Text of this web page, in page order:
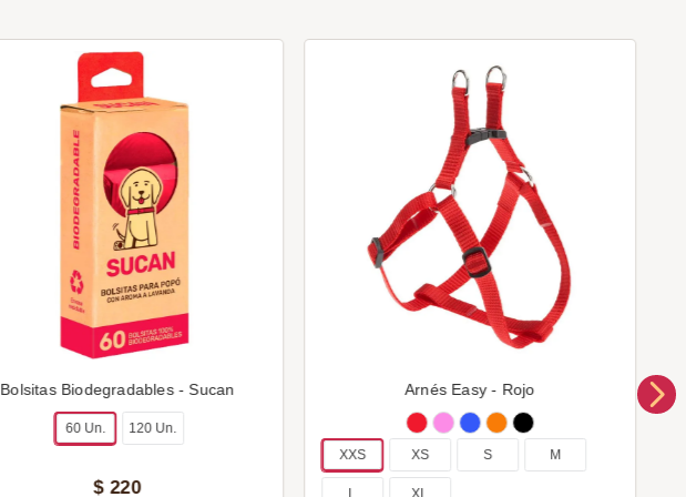
Bolsitas Biodegradables - Sucan
60 Un. 120 Un.
$ 220
Arnés Easy - Rojo
XXS XS S M
L XL